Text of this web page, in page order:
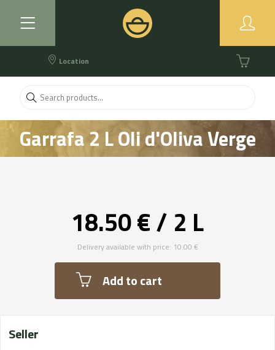
Location
Garrafa 2 L Oli d'Oliva Verge
18.50 € / 2 L
Delivery available with price: 10.00 €
Add to cart
Seller